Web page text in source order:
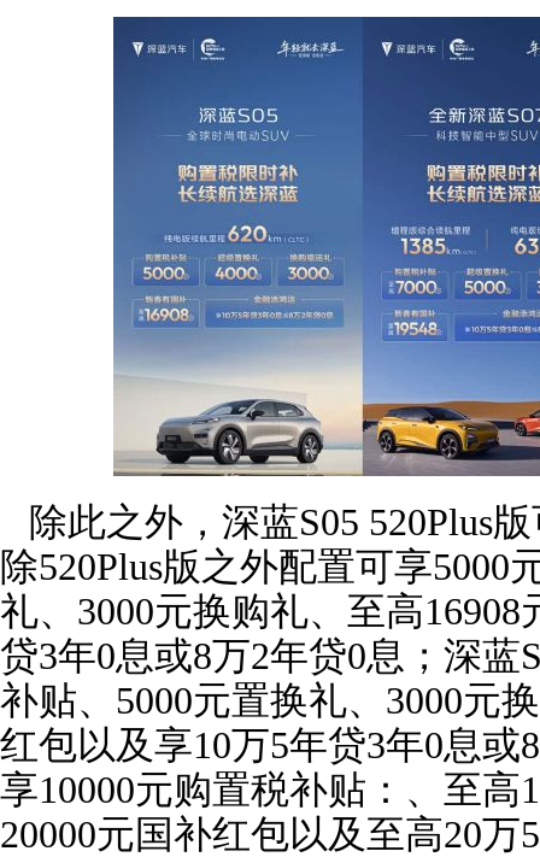
除此之外，深蓝S05 520Plus
除520Plus版之外配置可享5000
礼、3000元换购礼、至高
贷3年0息或8万2年贷0息；深蓝
补贴、5000元置换礼、3000元
红包以及享10万5年贷3年0息或
享10000元购置税补贴：、至高
20000元国补红包以及至高20万